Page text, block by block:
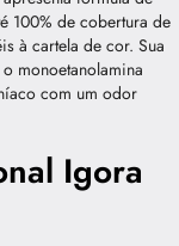
Igora